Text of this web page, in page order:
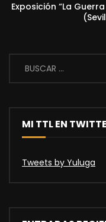
Exposición “La
MI TTL EN
Tweets by Yuluga